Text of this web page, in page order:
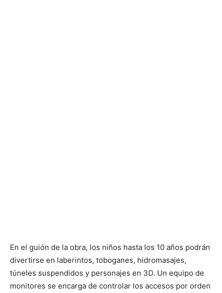
En el guión de la obra, los niños hasta los 10 años podrán
divertirse en laberintos, toboganes, hidromasajes,
túneles suspendidos y personajes en 3D. Un equipo de
monitores se encarga de controlar los accesos por orden